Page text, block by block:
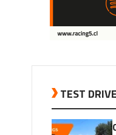
TEST DRIVE